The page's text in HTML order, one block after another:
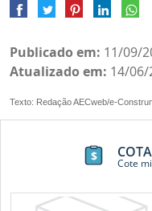
Publicado em: 11/09/
Atualizado em: 14/06/
Texto: Redação AECweb/e-
Cote